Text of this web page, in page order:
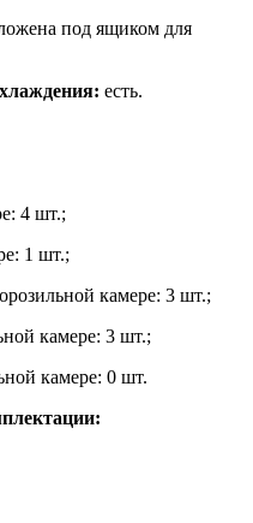
под ящиком для
есть.
4 шт.;
1 шт.;
камере: 3 шт.;
камере: 3 шт.;
камере: 0 шт.